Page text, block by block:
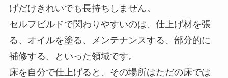
げだけきれいでも長持ちしません。
セルフビルドで関わりやすいのは、仕上げ材を張
る、オイルを塗る、メンテナンスする、部分的に
補修する、といった領域です。
床を自分で仕上げると、その場所はただの床では